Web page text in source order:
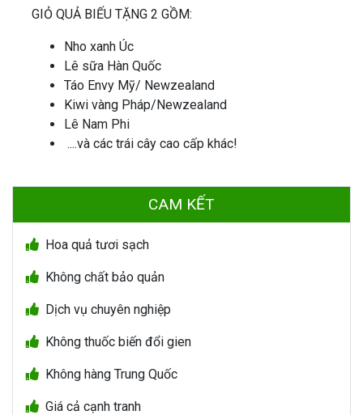
GIỎ QUẢ BIẾU TẶNG 2 GỒM:
Nho xanh Úc
Lê sữa Hàn Quốc
Táo Envy Mỹ/ Newzealand
Kiwi vàng Pháp/Newzealand
Lê Nam Phi
....và các trái cây cao cấp khác!
CAM KẾT
Hoa quả tươi sạch
Không chất bảo quản
Dịch vụ chuyên nghiệp
Không thuốc biến đổi gien
Không hàng Trung Quốc
Giá cả cạnh tranh